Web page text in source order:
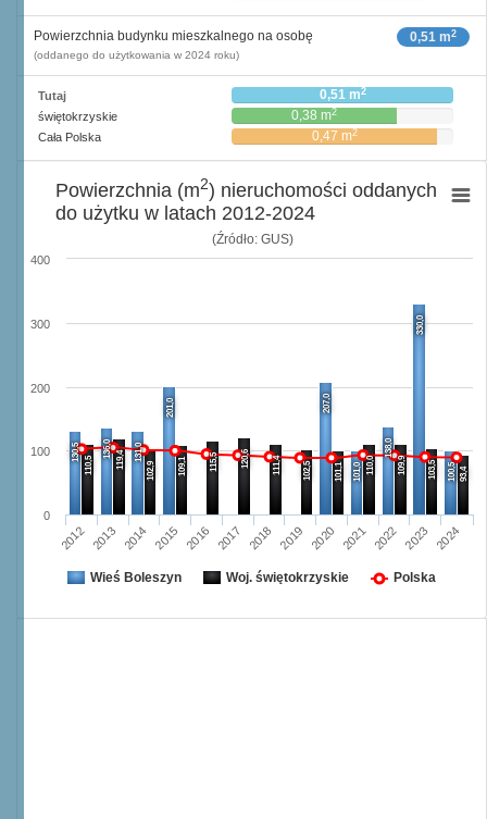
0,51 m2
Powierzchnia budynku mieszkalnego na osobę
(oddanego do użytkowania w 2024 roku)
Tutaj 0,51 m2
świętokrzyskie 0,38 m2
Cała Polska 0,47 m2
(Źródło: GUS)
130,5 136,0 131,0
201,0 207,0
101,0
138,0
330,0
100,5
110,5 119,4
102,9 109,1 115,5 120,6 111,4 102,5 101,1 110,0 109,9 103,5 93,4
2012 2013 2014 2015 2016 2017 2018 2019 2020 2021 2022 2023 2024
0
100
200
300
400
Powierzchnia (m2) nieruchomości oddanych
do użytku w latach 2012-2024
Wieś Boleszyn Woj. świętokrzyskie Polska